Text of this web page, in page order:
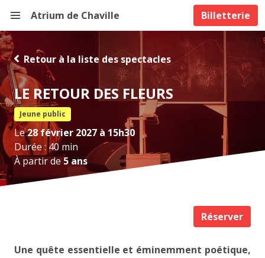
Atrium de Chaville Billetterie
Retour à la liste des spectacles
LE RETOUR DES FLEURS
Jeune public
Le28 février 2027 à 15h30
Durée : 40 min
À partir de5 ans
Réserver
Une quête essentielle et éminemment poétique,